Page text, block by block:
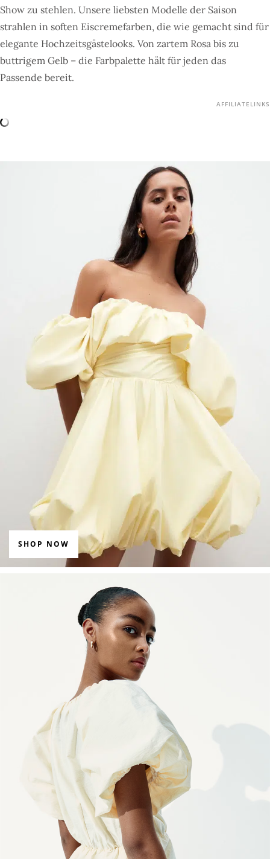
Show zu stehlen. Unsere liebsten Modelle der Saison
strahlen in soften Eiscremefarben, die wie gemacht sind für
elegante Hochzeitsgästelooks. Von zartem Rosa bis zu
buttrigem Gelb – die Farbpalette hält für jeden das
Passende bereit.
AFFILIATELINKS
SHOP NOW